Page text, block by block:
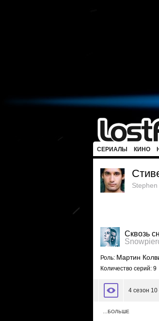
СЕРИАЛЫ КИНО
Сквозь
Роль: Мартин
Количество серий: 9
4 сезон 10
…БОЛЬШЕ